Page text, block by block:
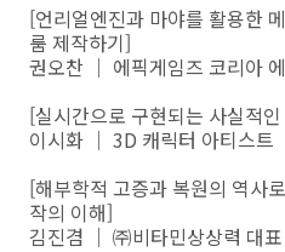
[언리얼엔진과 마야를 활용한
룸 제작하기]
권오찬 ｜ 에픽게임즈 코리아
[실시간으로 구현되는 사실적
이시화 ｜ 3D 캐릭터 아티스트
[해부학적 고증과 복원의 역사
작의 이해]
김진겸 ｜ ㈜비타민상상력 대표